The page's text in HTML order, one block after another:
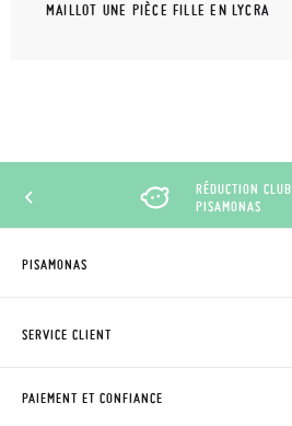
MAILLOT UNE PIÈCE FILLE EN LYCRA
RÉDUCTION CLUB
PISAMONAS
PISAMONAS
CLUB PISAMONAS
SERVICE CLIENT
DEMANDER RETOUR
PAIEMENT ET CONFIANCE